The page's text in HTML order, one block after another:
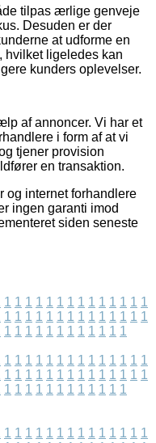
tilpas ærlige genveje
Desuden er der
at udforme en
hvilket ligeledes kan
kunders oplevelser.
af annoncer. Vi har et
i form af at vi
tjener provision
en transaktion.
og internet forhandlere
ingen garanti imod
siden seneste
1 1 1 1 1 1 1 1 1 1 1 1 1 1
1 1 1 1 1 1 1 1 1 1 1 1 1 1
1 1 1 1 1 1 1 1 1 1 1 1
1 1 1 1 1 1 1 1 1 1 1 1 1 1
1 1 1 1 1 1 1 1 1 1 1 1 1 1
1 1 1 1 1 1 1 1 1 1 1 1
1 1 1 1 1 1 1 1 1 1 1 1 1 1